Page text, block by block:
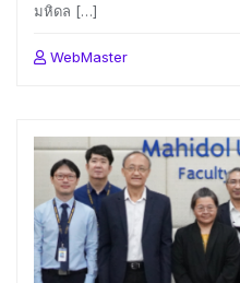
มหิดล […]
WebMaster